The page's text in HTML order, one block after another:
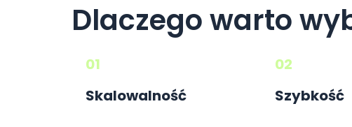
Dlaczego warto
01
Skalowalność
02
Szybkość